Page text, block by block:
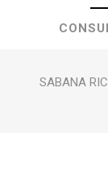
SABANA